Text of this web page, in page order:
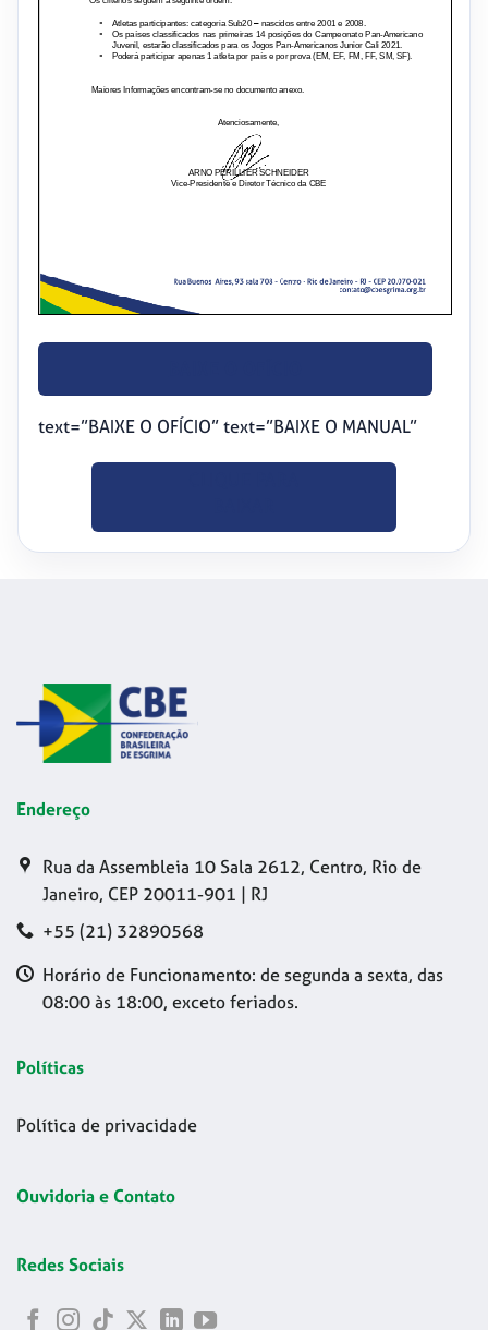
text=”BAIXE O OFÍCIO” text=”BAIXE O MANUAL”
Endereço
Rua da Assembleia 10 Sala 2612, Centro, Rio de
Janeiro, CEP 20011-901 | RJ
+55 (21) 32890568
Horário de Funcionamento: de segunda a sexta, das
08:00 às 18:00, exceto feriados.
Políticas
Política de privacidade
Ouvidoria e Contato
Redes Sociais